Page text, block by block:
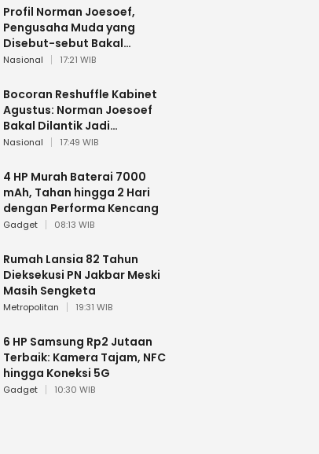
Profil Norman Joesoef,
Pengusaha Muda yang
Disebut-sebut Bakal
Dilantik Jadi Wamenhan RI
Nasional 17:21 WIB
Bocoran Reshuffle Kabinet
Agustus: Norman Joesoef
Bakal Dilantik Jadi
Wamenhan RI
Nasional 17:49 WIB
4 HP Murah Baterai 7000
mAh, Tahan hingga 2 Hari
dengan Performa Kencang
Gadget 08:13 WIB
Rumah Lansia 82 Tahun
Dieksekusi PN Jakbar Meski
Masih Sengketa
Metropolitan 19:31 WIB
6 HP Samsung Rp2 Jutaan
Terbaik: Kamera Tajam, NFC
hingga Koneksi 5G
Gadget 10:30 WIB